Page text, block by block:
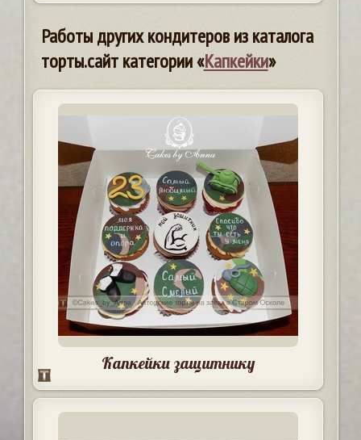
Работы других кондитеров из каталога
торты.сайт категории «Капкейки»
Капкейки защитнику